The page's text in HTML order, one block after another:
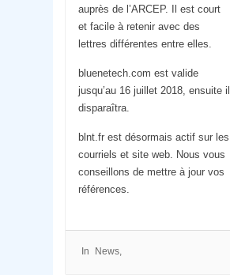
auprès de l’ARCEP. Il est court
et facile à retenir avec des
lettres différentes entre elles.
bluenetech.com est valide
jusqu’au 16 juillet 2018, ensuite il
disparaîtra.
blnt.fr est désormais actif sur les
courriels et site web. Nous vous
conseillons de mettre à jour vos
références.
In News